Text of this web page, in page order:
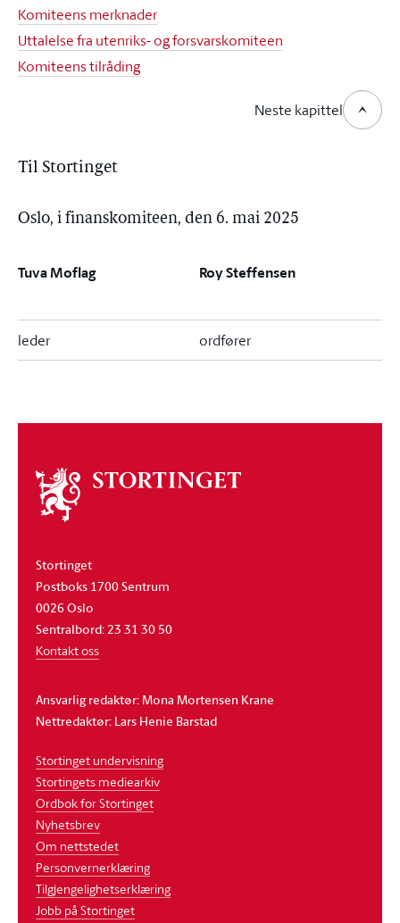
Komiteens merknader
Uttalelse fra utenriks- og forsvarskomiteen
Komiteens tilråding
Neste kapittel
Til Stortinget
Oslo, i finanskomiteen, den 6. mai 2025
Tuva Moflag Roy Steffensen
leder ordfører
Om
stortinget
Stortinget
Postboks 1700 Sentrum
0026 Oslo
Sentralbord: 23 31 30 50
Kontakt oss
Ansvarlig redaktør: Mona Mortensen Krane
Nettredaktør: Lars Henie Barstad
Stortinget undervisning
Stortingets mediearkiv
Ordbok for Stortinget
Nyhetsbrev
Om nettstedet
Personvernerklæring
Tilgjengelighetserklæring
Jobb på Stortinget